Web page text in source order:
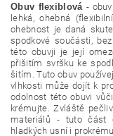
Obuv flexiblová -
lehká, ohebná
ohebnost je daná
spodkové součásti,
této obuvji je její
přišitím svršku ke
šitím. Tuto obuv
vlhkosti může dojít k
odolnost této obuvi
krémujte. Zvláště
materiálů - tuto část
hladkých usní i